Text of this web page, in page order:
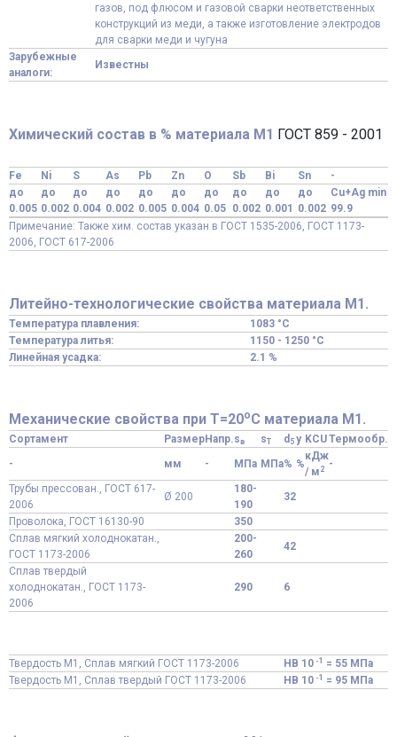
газов, под флюсом и газовой сварки неответственных
конструкций из меди, а также изготовление электродов
для сварки меди и чугуна
Зарубежные
аналоги:
Известны
Химический состав в % материала М1 ГОСТ 859 - 2001
Fe Ni S As Pb Zn O Sb Bi Sn
-
до
0.005
до
0.002
до
0.004
до
0.002
до
0.005
до
0.004
до
0.05
до
0.002
до
0.001
до
0.002
Cu+Ag min
99.9
Примечание: Также хим. состав указан в ГОСТ 1535-2006, ГОСТ 1173-
2006, ГОСТ 617-2006
Литейно-технологические свойства материала М1.
Температура плавления:
1083 °C
Температура литья:
1150 - 1250 °C
Линейная усадка:
2.1 %
Механические свойства при Т=20oС материала М1.
Сортамент РазмерНапр.sв sT d 5 y KCUТермообр.
-
мм - МПа МПа% %
кДж
/ м 2 -
Трубы прессован., ГОСТ 617-
2006
Ø 200
180-
190
32
Проволока, ГОСТ 16130-90
350
Сплав мягкий холоднокатан.,
ГОСТ 1173-2006
200-
260
42
Сплав твердый
холоднокатан., ГОСТ 1173-
2006
290 6
Твердость М1, Сплав мягкий ГОСТ 1173-2006 HB 10 -1
= 55 МПа
Твердость М1, Сплав твердый ГОСТ 1173-2006
HB 10 -1 = 95 МПа